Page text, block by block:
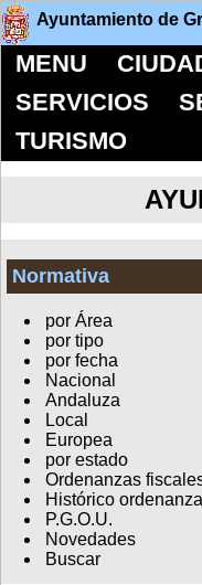
Ayuntamiento de
MENU
SERVICIOS
TURISMO
Normativa
por Área
por tipo
por fecha
Nacional
Andaluza
Local
Europea
por estado
Ordenanzas
Histórico
P.G.O.U.
Novedades
Buscar